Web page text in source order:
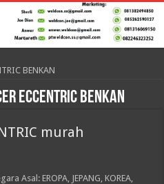
BENKAN
ECCENTRIC BENKAN
murah
Asal: EROPA, JEPANG, KOREA,